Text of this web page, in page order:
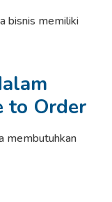
bisnis memiliki
to Order
membutuhkan